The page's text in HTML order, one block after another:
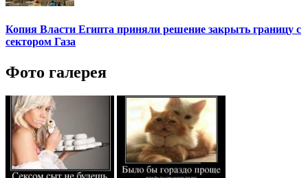
Копия Власти Египта приняли решение закрыть границу с
сектором Газа
Фото галерея